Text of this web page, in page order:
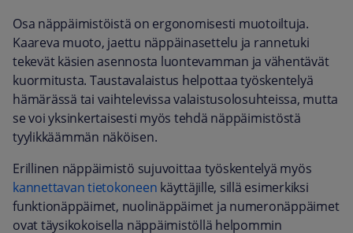
Osa näppäimistöistä on ergonomisesti muotoiltuja.
Kaareva muoto, jaettu näppäinasettelu ja rannetuki
tekevät käsien asennosta luontevamman ja vähentävät
kuormitusta. Taustavalaistus helpottaa työskentelyä
hämärässä tai vaihtelevissa valaistusolosuhteissa, mutta
se voi yksinkertaisesti myös tehdä näppäimistöstä
tyylikkäämmän näköisen.
Erillinen näppäimistö sujuvoittaa työskentelyä myös
kannettavan tietokoneen käyttäjille, sillä esimerkiksi
funktionäppäimet, nuolinäppäimet ja numeronäppäimet
ovat täysikokoisella näppäimistöllä helpommin